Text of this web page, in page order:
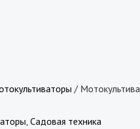
/
, Садовая техника